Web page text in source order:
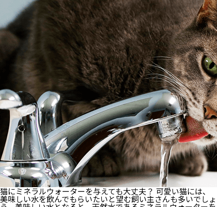
ん
な
理
由
ク
ラ
ッ
キ
ン
グ
を
す
る
の？
シ
ー
ン
別
で
解
説
猫にミネラルウォーターを与えても大丈夫？ 可愛い猫には、
美味しい水を飲んでもらいたいと望む飼い主さんも多いでしょ